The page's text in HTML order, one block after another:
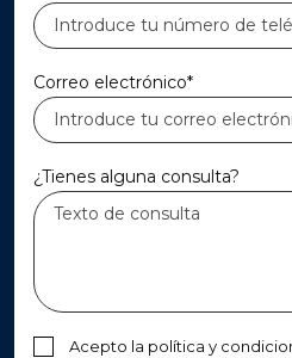
Correo electrónico*
¿Tienes alguna consulta?
Acepto la política y